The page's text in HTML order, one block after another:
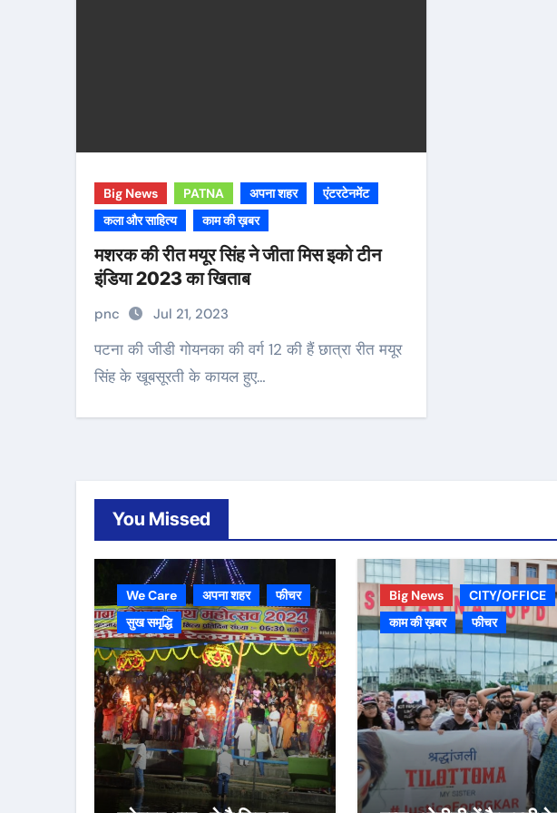
Big News PATNA अपना शहर
एंटरटेनमेंट
कला और साहित्य
काम की ख़बर
मशरक की रीत मयूर सिंह ने जीता मिस इको टीन
इंडिया 2023 का खिताब
pnc Jul 21, 2023
पटना की जीडी गोयनका की वर्ग 12 की हैं छात्रा रीत मयूर
सिंह के खूबसूरती के कायल हुए…
You Missed
We Care अपना शहर
फीचर
सुख समृद्धि
Big News
CITY/OFFICE
काम की ख़बर
फीचर